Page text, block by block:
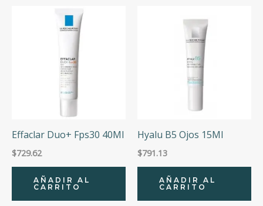
Effaclar Duo+ Fps30 40Ml
$729.62
AÑADIR AL
CARRITO
Hyalu B5 Ojos 15Ml
$791.13
AÑADIR AL
CARRITO